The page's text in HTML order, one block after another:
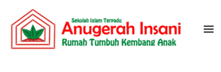
content
(Press